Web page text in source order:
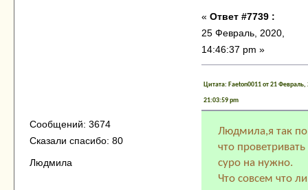
Сообщений: 3674
Сказали спасибо: 80
Людмила
« Ответ #7739 :
25 Февраль, 2020,
14:46:37 pm »
Цитата: Faeton0011 от 21 Февраль,
21:03:59 pm
Людмила,я так
что проветривать
суро на нужно.
Что совсем что